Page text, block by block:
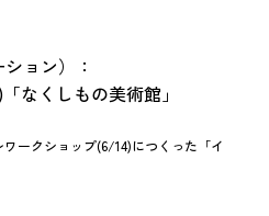
ョン）：
なくしもの美術館」
ークショップ(6/14)につくった「イ